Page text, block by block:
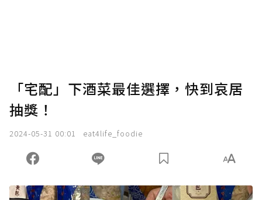
「宅配」下酒菜最佳選擇，快到哀居
抽獎！
2024-05-31 00:01 eat4life_foodie